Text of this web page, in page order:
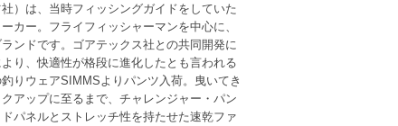
）は、当時フィッシングガイドをしていた
カー。フライフィッシャーマンを中心に、
ンドです。ゴアテックス社との共同開発に
り、快適性が格段に進化したとも言われる
りウェアSIMMSよりパンツ入荷。曳いてき
アップに至るまで、チャレンジャー・パン
パネルとストレッチ性を持たせた速乾ファ